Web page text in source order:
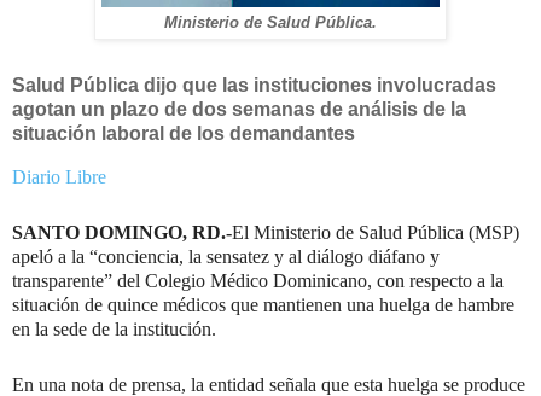
Ministerio de Salud Pública.
Salud Pública dijo que las instituciones involucradas
agotan un plazo de dos semanas de análisis de la
situación laboral de los demandantes
Diario Libre
SANTO DOMINGO, RD.-El Ministerio de Salud Pública (MSP)
apeló a la “conciencia, la sensatez y al diálogo diáfano y
transparente” del Colegio Médico Dominicano, con respecto a la
situación de quince médicos que mantienen una huelga de hambre
en la sede de la institución.
En una nota de prensa, la entidad señala que esta huelga se produce